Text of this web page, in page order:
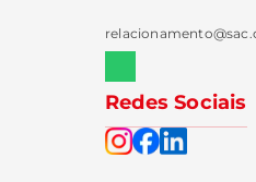
Redes Sociais